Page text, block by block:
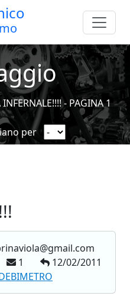
- PAGINA 1
per
1
12/02/2011